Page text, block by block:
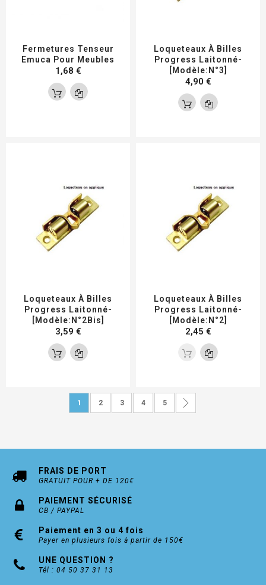
Fermetures Tenseur
Emuca Pour Meubles
1,68 €
Loqueteaux À Billes
Progress Laitonné-
[Modèle:N°3]
4,90 €
Loqueteaux À Billes
Progress Laitonné-
[Modèle:N°2Bis]
3,59 €
Loqueteaux À Billes
Progress Laitonné-
[Modèle:N°2]
2,45 €
Vous lisez actuellement la page
1 Page
2 Page
3 Page
4 Page
5
FRAIS DE PORT
GRATUIT POUR + DE 120€
PAIEMENT SÉCURISÉ
CB / PAYPAL
Paiement en 3 ou 4 fois
Payer en plusieurs fois à partir de 150€
UNE QUESTION ?
Tél : 04 50 37 31 13